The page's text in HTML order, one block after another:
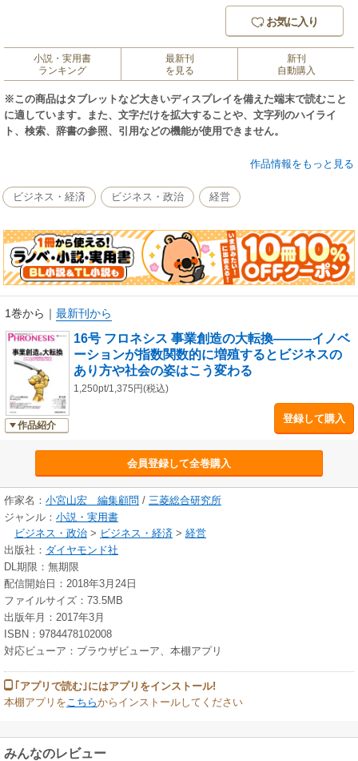
お気に入り
小説・実用書
ランキング
最新刊
を見る
新刊
自動購入
※この商品はタブレットなど大きいディスプレイを備えた端末で読むこと
に適しています。また、文字だけを拡大することや、文字列のハイライ
ト、検索、辞書の参照、引用などの機能が使用できません。
ウーバーやエアビーアンドビーなど、これまでにないユニークなビジネス
る技術を駆使しながら、これまでの常識にとらわれることなく、課題に対
して虚心に取り組むこと。世界を揺るがすようなゲームチェンジが、どこ
からでも起こる時代がやってくる。
作品情報をもっと見る
ビジネス・経済 ビジネス・政治 経営
1巻から ｜ 最新刊から
作品紹介
16号 フロネシス 事業創造の大転換―――イノベ
ーションが指数関数的に増殖するとビジネスの
あり方や社会の姿はこう変わる
1,250pt/1,375円(税込)
登録して購入
会員登録して全巻購入
作家名： 小宮山宏 編集顧問 / 三菱総合研究所
ジャンル： 小説・実用書
ビジネス・政治 > ビジネス・経済 > 経営
出版社： ダイヤモンド社
DL期限：無期限
配信開始日：2018年3月24日
ファイルサイズ：73.5MB
出版年月：2017年3月
ISBN：9784478102008
対応ビューア：ブラウザビューア、本棚アプリ
｢アプリで読む｣にはアプリをインストール!
本棚アプリを こちらからインストールしてください
みんなのレビュー